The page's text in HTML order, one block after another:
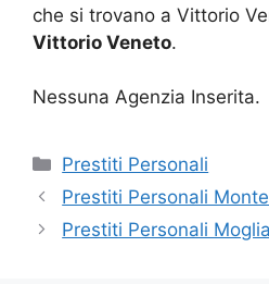
che si trovano a Vittorio
Vittorio Veneto.
Nessuna Agenzia Inserita.
Categorie
Prestiti Personali
Prestiti Personali
Prestiti Personali